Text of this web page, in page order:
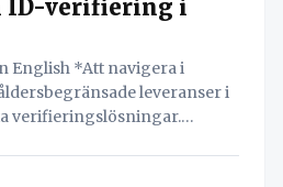
ID-verifiering i
navigera i
leveranser i
verifieringslösningar.